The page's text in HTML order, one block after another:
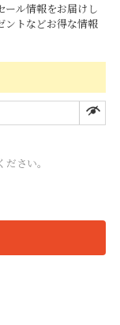
ール情報をお届けし
ントなどお得な情報
さい。